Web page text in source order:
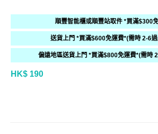
順豐智能櫃或順豐站取件 *買滿$300
送貨上門 *買滿$600免運費*(需時 2-6
偏遠地區送貨上門 *買滿$800免運費*(需時
HK$ 190